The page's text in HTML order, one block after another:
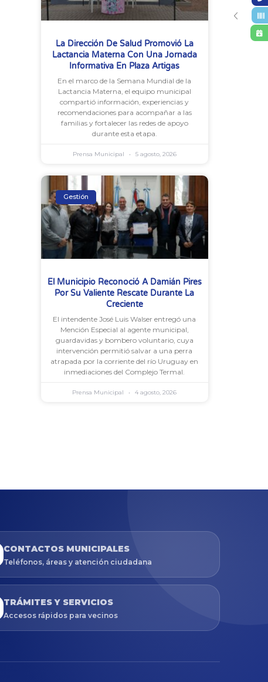
La Dirección De Salud Promovió La
Lactancia Materna Con Una Jornada
Informativa En Plaza Artigas
En el marco de la Semana Mundial de la
Lactancia Materna, el equipo municipal
compartió información, experiencias y
recomendaciones para acompañar a las
familias y fortalecer las redes de apoyo
durante esta etapa.
Prensa Municipal 5 agosto, 2026
Gestión
El Municipio Reconoció A Damián Pires
Por Su Valiente Rescate Durante La
Creciente
El intendente José Luis Walser entregó una
Mención Especial al agente municipal,
guardavidas y bombero voluntario, cuya
intervención permitió salvar a una perra
atrapada por la corriente del río Uruguay en
inmediaciones del Complejo Termal.
Prensa Municipal 4 agosto, 2026
CONTACTOS MUNICIPALES
Teléfonos, áreas y atención ciudadana
TRÁMITES Y SERVICIOS
Accesos rápidos para vecinos